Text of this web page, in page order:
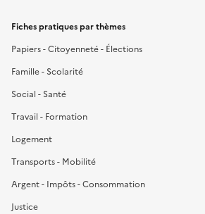
Fiches pratiques par thèmes
Papiers - Citoyenneté - Élections
Famille - Scolarité
Social - Santé
Travail - Formation
Logement
Transports - Mobilité
Argent - Impôts - Consommation
Justice